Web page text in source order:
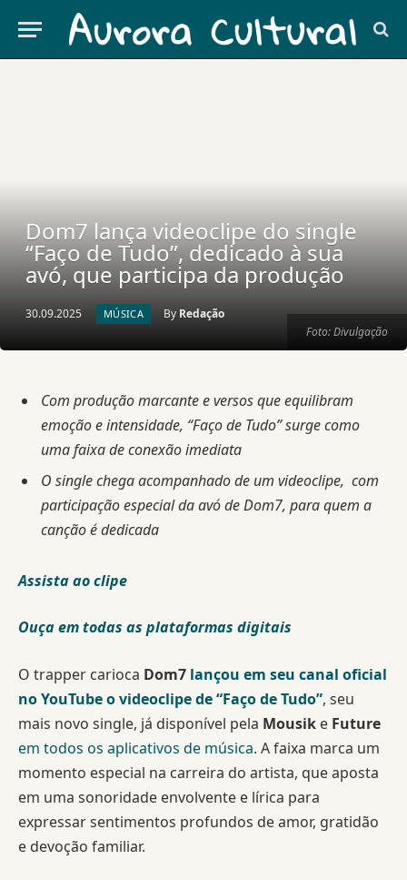
Foto: Divulgação
Dom7 lança videoclipe do single
“Faço de Tudo”, dedicado à sua
avó, que participa da produção
30.09.2025 MÚSICA By Redação
Com produção marcante e versos que equilibram
emoção e intensidade, “Faço de Tudo” surge como
uma faixa de conexão imediata
O single chega acompanhado de um videoclipe, com
participação especial da avó de Dom7, para quem a
canção é dedicada
Assista ao clipe
Ouça em todas as plataformas digitais
O trapper carioca Dom7 lançou em seu canal oficial
no YouTube o videoclipe de“Faço de Tudo”, seu
mais novo single, já disponível pela Mousik e Future
em todos os aplicativos de música. A faixa marca um
momento especial na carreira do artista, que aposta
em uma sonoridade envolvente e lírica para
expressar sentimentos profundos de amor, gratidão
e devoção familiar.